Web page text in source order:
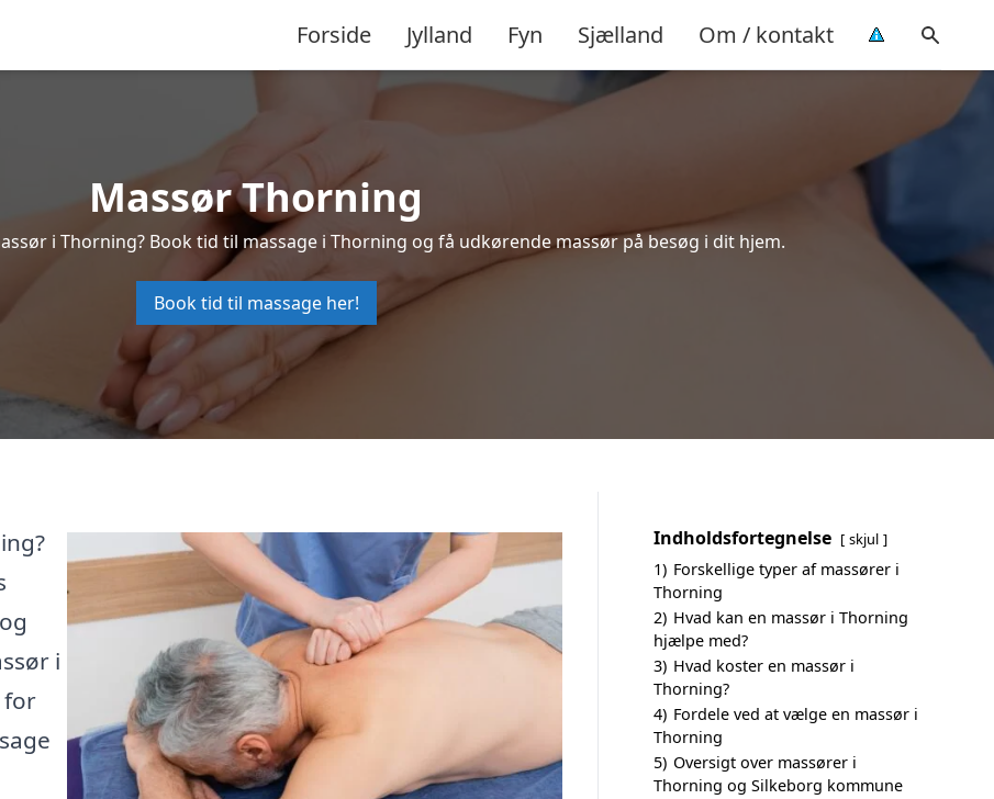
Forside Jylland Fyn Sjælland Om / kontakt
Massør Thorning
i Thorning? Book tid til massage i Thorning og få udkørende massør på besøg i dit hjem.
Book tid til massage her!
i
for
Indholdsfortegnelse skjul
1) Forskellige typer af massører i
Thorning
2) Hvad kan en massør i Thorning
hjælpe med?
3) Hvad koster en massør i
Thorning?
4) Fordele ved at vælge en massør i
Thorning
5) Oversigt over massører i
Thorning og Silkeborg kommune